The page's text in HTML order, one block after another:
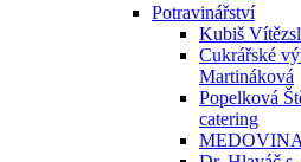
Potravinářství
Kubiš
Cukrářské
Martináková
Popelková
catering